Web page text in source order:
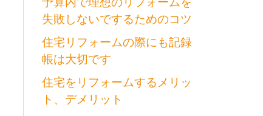
失敗しないでするためのコツ
住宅リフォームの際にも記録
帳は大切です
住宅をリフォームするメリッ
ト、デメリット